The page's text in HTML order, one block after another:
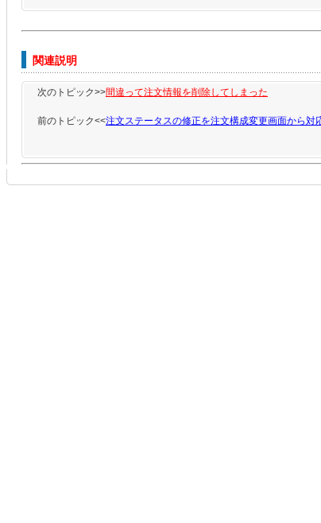
関連説明
次のトピック>>間違って注文情報を削除してしまった
前のトピック<<注文ステータスの修正を注文構成変更画面から対